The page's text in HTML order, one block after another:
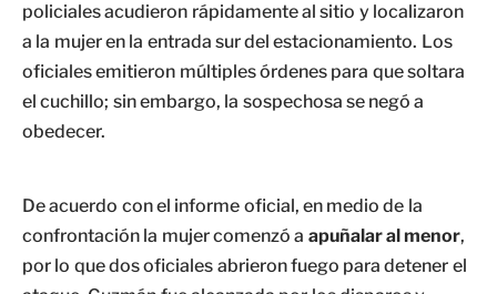
policiales acudieron rápidamente al sitio y localizaron
a la mujer en la entrada sur del estacionamiento. Los
oficiales emitieron múltiples órdenes para que soltara
el cuchillo; sin embargo, la sospechosa se negó a
obedecer.
De acuerdo con el informe oficial, en medio de la
confrontación la mujer comenzó a apuñalar al menor,
por lo que dos oficiales abrieron fuego para detener el